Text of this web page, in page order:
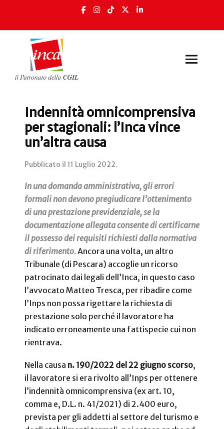
Indennità omnicomprensiva
per stagionali: l’Inca vince
un’altra causa
Pubblicato il 11 Luglio 2022.
In una domanda amministrativa, gli errori
formali non devono pregiudicare l’ottenimento
di una prestazione previdenziale, se la
documentazione allegata consente di certificarne
il possesso dei requisiti richiesti dalla normativa
di riferimento.Ancora una volta, un altro
Tribunale (di Pescara) accoglie un ricorso
patrocinato dai legali dell’Inca, in questo caso
l’avvocato Matteo Tresca, per ribadire come
l’Inps non possa rigettare la richiesta di
prestazione solo perché il lavoratore ha
indicato erroneamente una fattispecie cui non
rientrava.
Nella causa n. 190/2022 del 22 giugno scorso,
il lavoratore si era rivolto all’Inps per ottenere
l’indennità omnicomprensiva (ex art. 10,
comma e, D.L. n. 41/2021) di 2.400 euro,
prevista per gli addetti al settore del turismo e